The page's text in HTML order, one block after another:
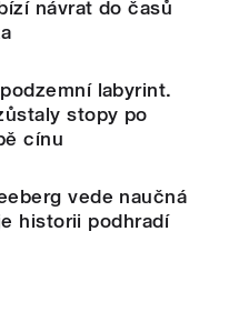
návrat do časů
labyrint.
stopy po
cínu
vede naučná
historii podhradí